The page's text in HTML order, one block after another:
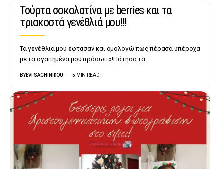
Τούρτα σοκολατίνα με berries και τα
τριακοστά γενέθλιά μου!!!
Τα γενέθλιά μου έφτασαν και ομολογώ πως πέρασα υπέροχα
με τα αγαπημένα μου πρόσωπα!Πάτησα τα…
BYEVI SACHINIDOU 5 MIN READ